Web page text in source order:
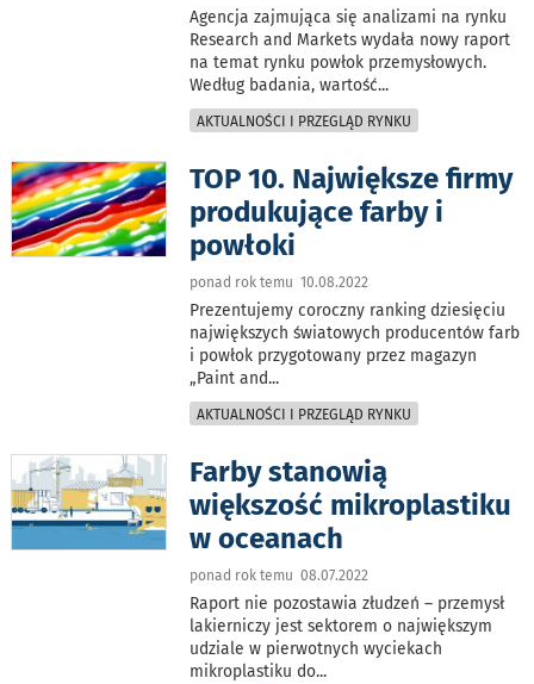
Agencja zajmująca się analizami na rynku
Research and Markets wydała nowy raport
na temat rynku powłok przemysłowych.
Według badania, wartość...
AKTUALNOŚCI I PRZEGLĄD RYNKU
TOP 10. Największe firmy
produkujące farby i
powłoki
ponad rok temu 10.08.2022
Prezentujemy coroczny ranking dziesięciu
największych światowych producentów farb
i powłok przygotowany przez magazyn
„Paint and...
AKTUALNOŚCI I PRZEGLĄD RYNKU
Farby stanowią
większość mikroplastiku
w oceanach
ponad rok temu 08.07.2022
Raport nie pozostawia złudzeń – przemysł
lakierniczy jest sektorem o największym
udziale w pierwotnych wyciekach
mikroplastiku do...